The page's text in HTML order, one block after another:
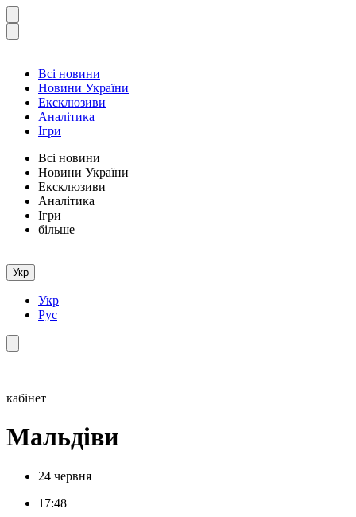
Всі новини
Новини України
Ексклюзиви
Аналітика
Ігри
Всі новини
Новини України
Ексклюзиви
Аналітика
Ігри
більше
Укр
Укр
Рус
кабінет
Мальдіви
24 червня
17:48